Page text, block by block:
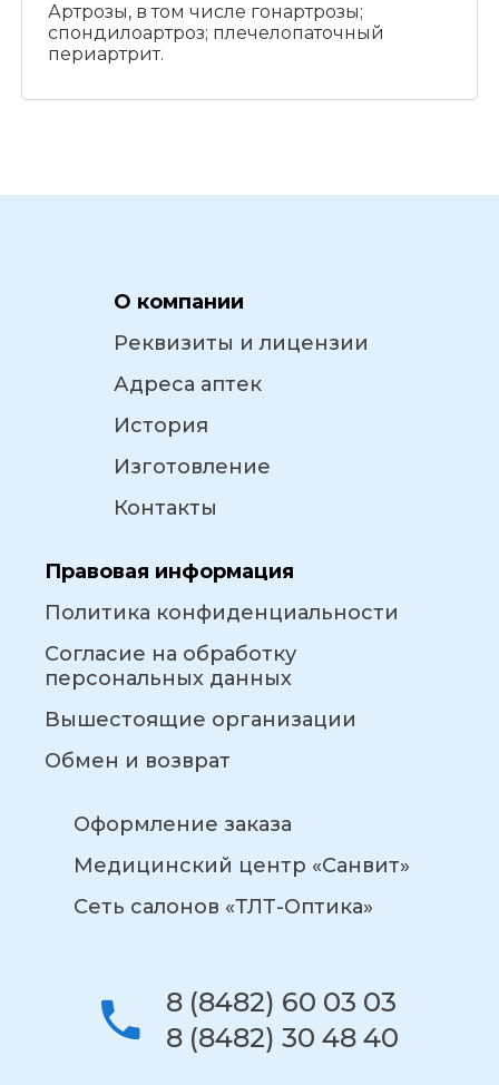
Артрозы, в том числе гонартрозы;
спондилоартроз; плечелопаточный
периартрит.
О компании
Реквизиты и лицензии
Адреса аптек
История
Изготовление
Контакты
Правовая информация
Политика конфиденциальности
Согласие на обработку
персональных данных
Вышестоящие организации
Обмен и возврат
Оформление заказа
Медицинский центр «Санвит»
Сеть салонов «ТЛТ-Оптика»
8 (8482) 60 03 03
8 (8482) 30 48 40